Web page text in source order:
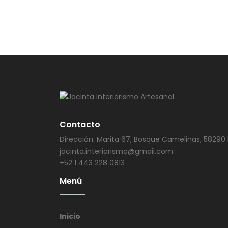
Contacto
Dirección: Marita 67, Bosque Camelinas, 58290
jacinta.interiorismo@gmail.com
+52 1 443 228 0813
Menú
Inicio